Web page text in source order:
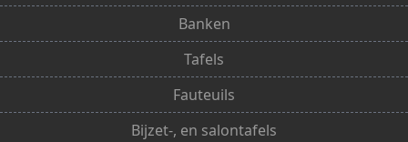
Banken
Tafels
Fauteuils
Bijzet-, en salontafels